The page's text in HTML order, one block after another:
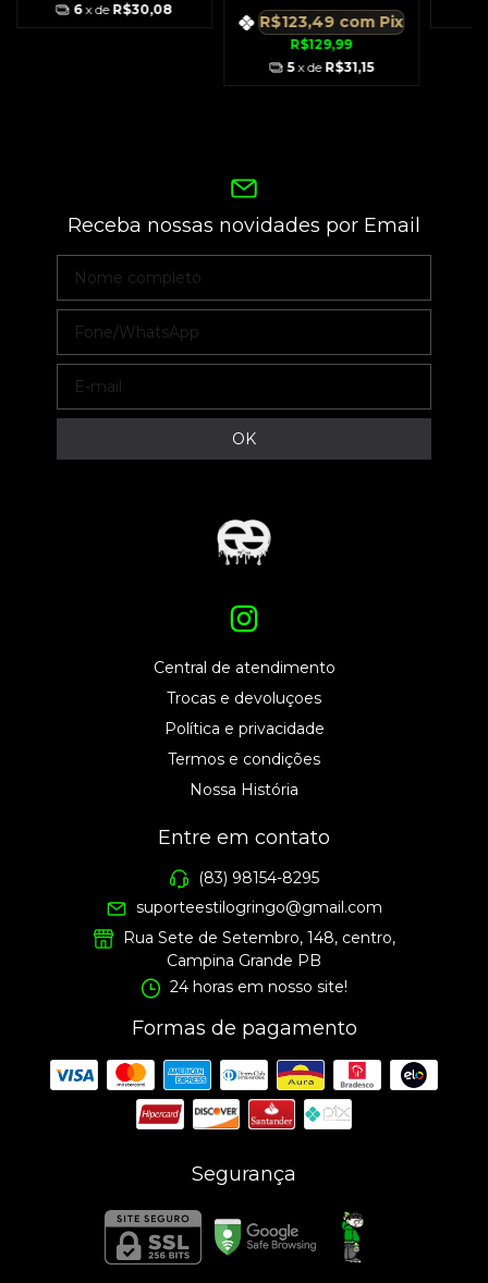
6 x de R$30,08
R$129,99
R$123,49 com Pix
5 x de R$31,15
Receba nossas novidades por Email
Central de atendimento
Trocas e devoluçoes
Política e privacidade
Termos e condições
Nossa História
Entre em contato
(83) 98154-8295
suporteestilogringo@gmail.com
Rua Sete de Setembro, 148, centro,
Campina Grande PB
24 horas em nosso site!
Formas de pagamento
Segurança